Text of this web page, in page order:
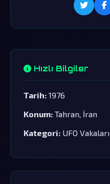
Hızlı Bilgiler
Tarih: 1976
Konum: Tahran, İran
Kategori: UFO Vakaları